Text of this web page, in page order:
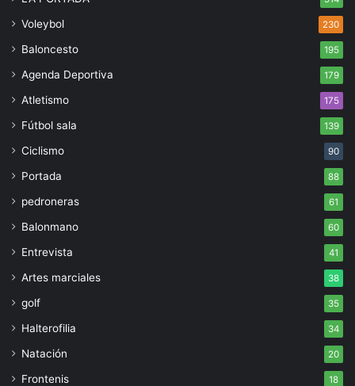
Voleybol 230
Baloncesto 195
Agenda Deportiva 179
Atletismo 175
Fútbol sala 139
Ciclismo 90
Portada 88
pedroneras 61
Balonmano 60
Entrevista 41
Artes marciales 38
golf 35
Halterofilia 34
Natación 20
Frontenis 18